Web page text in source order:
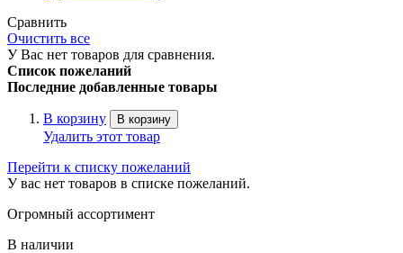
Сравнить
Очистить все
У Вас нет товаров для сравнения.
Список пожеланий
Последние добавленные товары
В корзину В корзину
Удалить этот товар
Перейти к списку пожеланий
У вас нет товаров в списке пожеланий.
Огромный ассортимент
В наличии